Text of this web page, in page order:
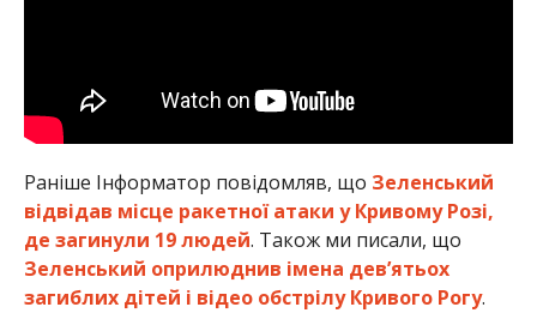
Раніше Інформатор повідомляв, що Зеленський
відвідав місце ракетної атаки у Кривому Розі,
де загинули 19 людей. Також ми писали, що
Зеленський оприлюднив імена девʼятьох
загиблих дітей і відео обстрілу Кривого Рогу.